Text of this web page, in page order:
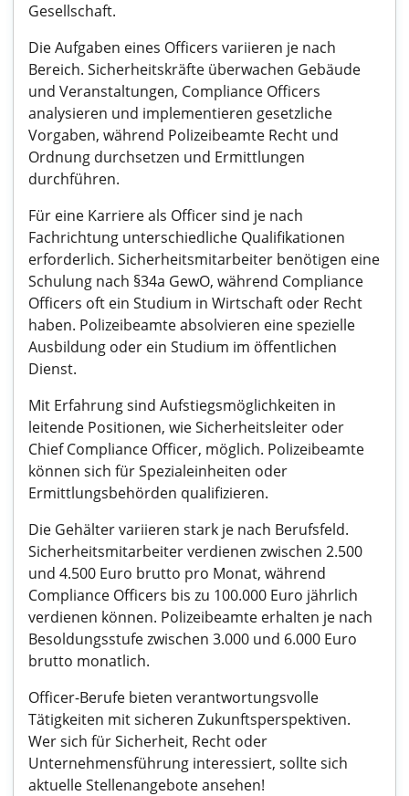
Gesellschaft.
Die Aufgaben eines Officers variieren je nach
Bereich. Sicherheitskräfte überwachen Gebäude
und Veranstaltungen, Compliance Officers
analysieren und implementieren gesetzliche
Vorgaben, während Polizeibeamte Recht und
Ordnung durchsetzen und Ermittlungen
durchführen.
Für eine Karriere als Officer sind je nach
Fachrichtung unterschiedliche Qualifikationen
erforderlich. Sicherheitsmitarbeiter benötigen eine
Schulung nach §34a GewO, während Compliance
Officers oft ein Studium in Wirtschaft oder Recht
haben. Polizeibeamte absolvieren eine spezielle
Ausbildung oder ein Studium im öffentlichen
Dienst.
Mit Erfahrung sind Aufstiegsmöglichkeiten in
leitende Positionen, wie Sicherheitsleiter oder
Chief Compliance Officer, möglich. Polizeibeamte
können sich für Spezialeinheiten oder
Ermittlungsbehörden qualifizieren.
Die Gehälter variieren stark je nach Berufsfeld.
Sicherheitsmitarbeiter verdienen zwischen 2.500
und 4.500 Euro brutto pro Monat, während
Compliance Officers bis zu 100.000 Euro jährlich
verdienen können. Polizeibeamte erhalten je nach
Besoldungsstufe zwischen 3.000 und 6.000 Euro
brutto monatlich.
Officer-Berufe bieten verantwortungsvolle
Tätigkeiten mit sicheren Zukunftsperspektiven.
Wer sich für Sicherheit, Recht oder
Unternehmensführung interessiert, sollte sich
aktuelle Stellenangebote ansehen!